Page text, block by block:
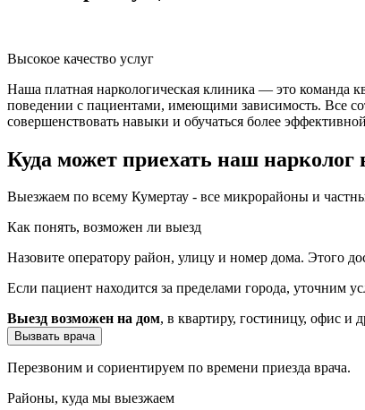
Высокое качество услуг
Наша платная наркологическая клиника — это команда
поведении с пациентами, имеющими зависимость. Все
совершенствовать навыки и обучаться более
Куда может приехать наш нарколог
Выезжаем по всему Кумертау - все микрорайоны и
Как понять, возможен ли выезд
Назовите оператору район, улицу и номер дома. Этого
Если пациент находится за пределами города, уточним
Выезд возможен на дом, в квартиру, гостиницу, офис и
Вызвать врача
Перезвоним и сориентируем по времени приезда врача.
Районы, куда мы выезжаем